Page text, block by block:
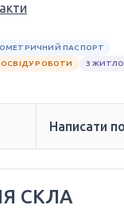
ПАСПОРТ
РОБОТИ
З
Написати
СКЛА